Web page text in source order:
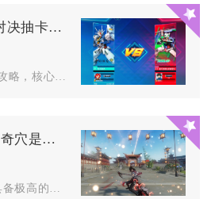
如何制定敢达争锋对决抽卡攻略
剑网3花间空山这个奇穴是否有价值